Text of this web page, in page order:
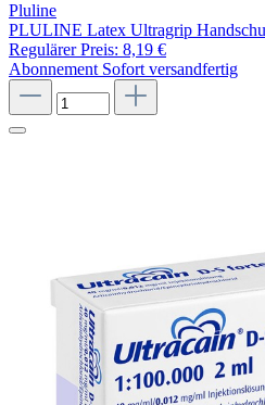
Pluline
PLULINE Latex Ultragrip
Regulärer Preis: 8,19 €
Abonnement Sofort versandfertig